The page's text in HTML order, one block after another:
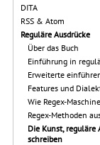
DITA
RSS & Atom
Reguläre Ausdrücke
Über das Buch
Einführung in
Erweiterte
Features und
Wie Regex-
Regex-Methoden
Die Kunst, reguläre
schreiben